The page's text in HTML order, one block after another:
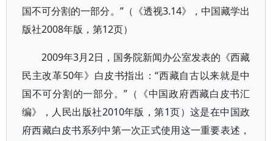
国不可分割的一部分。”（《透视3.14》，中国藏学出
版社2008年版，第12页）
2009年3月2日，国务院新闻办公室发表的《西藏
民主改革50年》白皮书指出：“西藏自古以来就是中
国不可分割的一部分。”（《中国政府西藏白皮书汇
编》，人民出版社2010年版，第1页）这是在中国政
府西藏白皮书系列中第一次正式使用这一重要表述，